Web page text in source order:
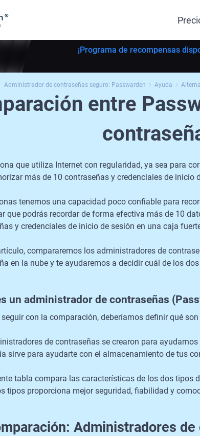
¡Programa de recompensas
Administrador de contraseñas seguro: Passwarden Ayuda
entre
que utiliza Internet con regularidad, ya sea para
más de 10 contraseñas y credenciales de inicio
tenemos una capacidad poco confiable para
que podrás recordar de forma efectiva más de 10
y credenciales de inicio de sesión en una caja
compararemos los administradores de
en la nube y te ayudaremos a decidir cuál de los
un administrador de contraseñas
seguir con la comparación, deberíamos definir qué
de contraseñas se crearon para
sirve para ayudarte con el almacenamiento de tus
tabla compara las características de los dos tipos
tipos proporciona mejor seguridad, fiabilidad y
Administradores